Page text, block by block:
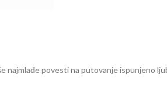
najmlađe povesti na putovanje ispunjeno